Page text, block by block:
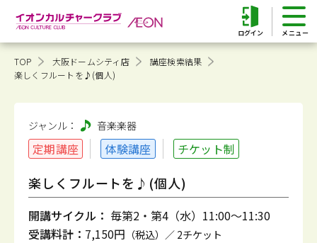
ログイン
TOP 大阪ドームシティ店
講座検索結果
楽しくフルートを♪(個人)
ジャンル： 音楽楽器
定期講座 体験講座 チケット制
楽しくフルートを♪(個人)
開講サイクル： 毎第2・第4（水）11:00～11:30
受講料計： 7,150円 （税込）／ 2チケット